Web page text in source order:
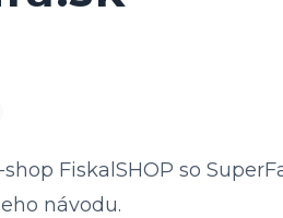
FiskalSHOP so
návodu.